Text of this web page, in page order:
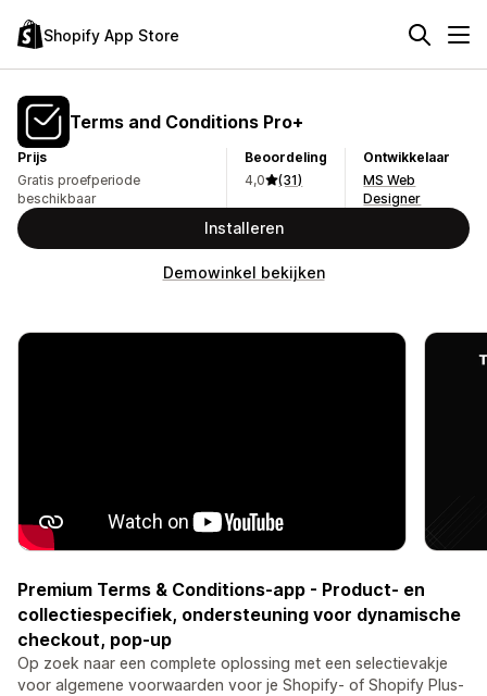
Shopify App Store
Terms and Conditions Pro+
Prijs
Gratis proefperiode
beschikbaar
Beoordeling
4,0
(31)
Ontwikkelaar
MS Web
Designer
Installeren
Demowinkel bekijken
Premium Terms & Conditions-app - Product- en
collectiespecifiek, ondersteuning voor dynamische
checkout, pop-up
Op zoek naar een complete oplossing met een selectievakje
voor algemene voorwaarden voor je Shopify- of Shopify Plus-